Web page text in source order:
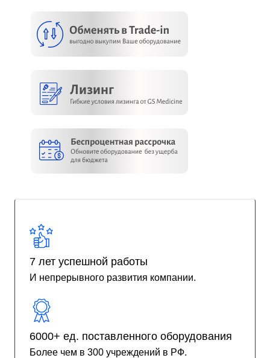
7 лет успешной работы
И непрерывного развития компании.
6000+ ед. поставленного оборудования
Более чем в 300 учреждений в РФ.